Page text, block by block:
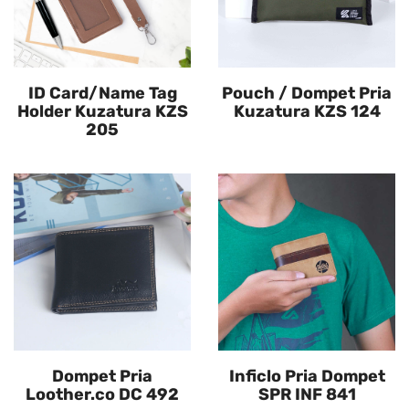
ID Card/Name Tag
Holder Kuzatura KZS
205
Pouch / Dompet Pria
Kuzatura KZS 124
Dompet Pria
Loother.co DC 492
Inficlo Pria Dompet
SPR INF 841